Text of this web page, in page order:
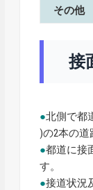
その他
接
●北側で都
)の2本の道
●都道に接
す。
●接道状況